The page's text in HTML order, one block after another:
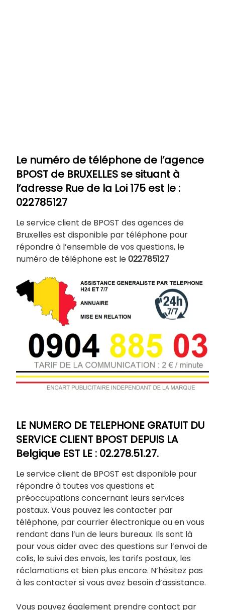
Le numéro de téléphone de l’agence
BPOST de BRUXELLES se situant à
l’adresse Rue de la Loi 175 est le :
022785127
Le service client de BPOST des agences de
Bruxelles est disponible par téléphone pour
répondre à l’ensemble de vos questions, le
numéro de téléphone est le022785127
LE NUMERO DE TELEPHONE GRATUIT DU
SERVICE CLIENT BPOST DEPUIS LA
Belgique EST LE : 02.278.51.27.
Le service client de BPOST est disponible pour
répondre à toutes vos questions et
préoccupations concernant leurs services
postaux. Vous pouvez les contacter par
téléphone, par courrier électronique ou en vous
rendant dans l’un de leurs bureaux. Ils sont là
pour vous aider avec des questions sur l’envoi de
colis, le suivi des envois, les tarifs postaux, les
réclamations et bien plus encore. N’hésitez pas
à les contacter si vous avez besoin d’assistance.
Vous pouvez également prendre contact par